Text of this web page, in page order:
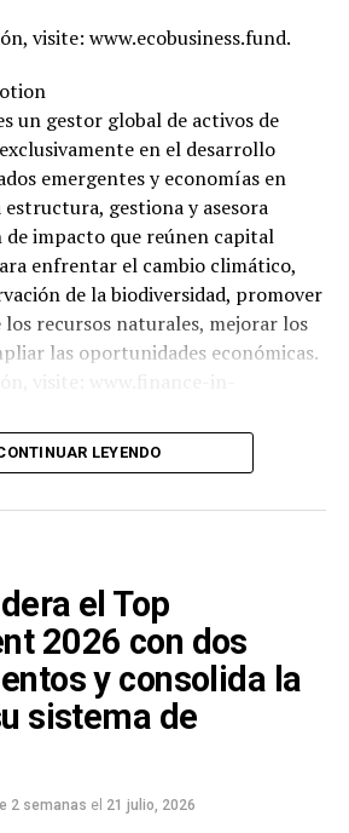
visite: www.ecobusiness.fund.
un gestor global de activos de
en el desarrollo
emergentes y economías en
gestiona y asesora
impacto que reúnen capital
enfrentar el cambio climático,
de la biodiversidad, promover
los recursos naturales, mejorar los
las oportunidades económicas.
LEYENDO
el Top
2026 con dos
y consolida la
sistema de
2 semanas el 21 julio, 2026